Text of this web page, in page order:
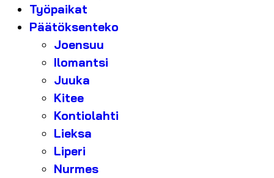
Työpaikat
Päätöksenteko
Joensuu
Ilomantsi
Juuka
Kitee
Kontiolahti
Lieksa
Liperi
Nurmes